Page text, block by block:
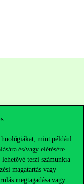
mint például
és/vagy elérésére.
teszi számunkra
magatartás vagy
megtagadása vagy